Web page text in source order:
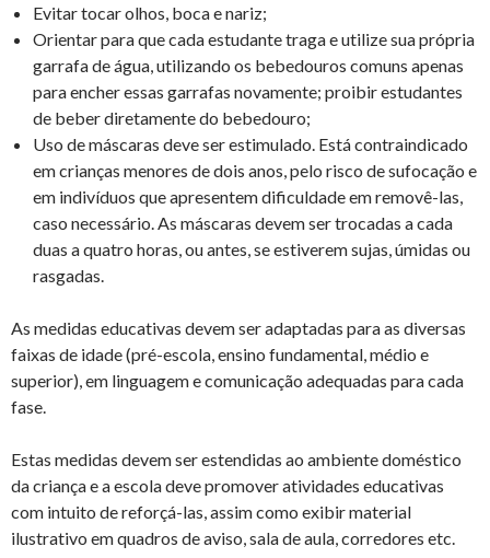
Evitar tocar olhos, boca e nariz;
Orientar para que cada estudante traga e utilize sua própria
garrafa de água, utilizando os bebedouros comuns apenas
para encher essas garrafas novamente; proibir estudantes
de beber diretamente do bebedouro;
Uso de máscaras deve ser estimulado. Está contraindicado
em crianças menores de dois anos, pelo risco de sufocação e
em indivíduos que apresentem dificuldade em removê-las,
caso necessário. As máscaras devem ser trocadas a cada
duas a quatro horas, ou antes, se estiverem sujas, úmidas ou
rasgadas.
As medidas educativas devem ser adaptadas para as diversas
faixas de idade (pré-escola, ensino fundamental, médio e
superior), em linguagem e comunicação adequadas para cada
fase.
Estas medidas devem ser estendidas ao ambiente doméstico
da criança e a escola deve promover atividades educativas
com intuito de reforçá-las, assim como exibir material
ilustrativo em quadros de aviso, sala de aula, corredores etc.